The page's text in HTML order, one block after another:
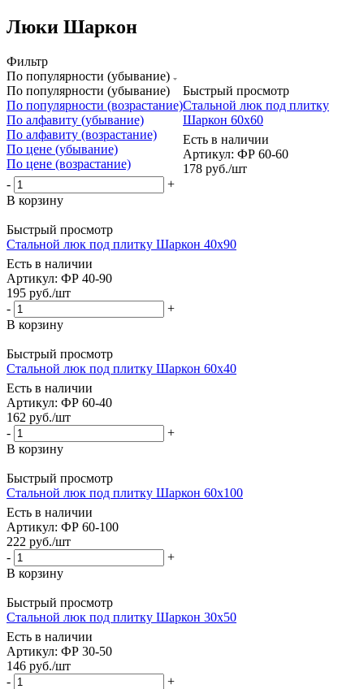
Люки Шаркон
Фильтр
По популярности (убывание)
По популярности (убывание)
По популярности (возрастание)
По алфавиту (убывание)
По алфавиту (возрастание)
По цене (убывание)
По цене (возрастание)
Быстрый просмотр
Стальной люк под плитку
Шаркон 60x60
Есть в наличии
Артикул: ФР 60-60
178 руб./шт
-
+
В корзину
Быстрый просмотр
Стальной люк под плитку Шаркон 40x90
Есть в наличии
Артикул: ФР 40-90
195 руб./шт
-
+
В корзину
Быстрый просмотр
Стальной люк под плитку Шаркон 60x40
Есть в наличии
Артикул: ФР 60-40
162 руб./шт
-
+
В корзину
Быстрый просмотр
Стальной люк под плитку Шаркон 60x100
Есть в наличии
Артикул: ФР 60-100
222 руб./шт
-
+
В корзину
Быстрый просмотр
Стальной люк под плитку Шаркон 30x50
Есть в наличии
Артикул: ФР 30-50
146 руб./шт
-
+